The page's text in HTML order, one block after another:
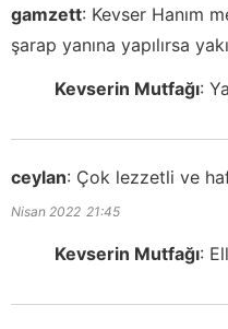
gamzett: Kevser Hanım
şarap yanına yapılırsa
Kevserin Mutfağı:
ceylan: Çok lezzetli ve
Nisan 2022 21:45
Kevserin Mutfağı: